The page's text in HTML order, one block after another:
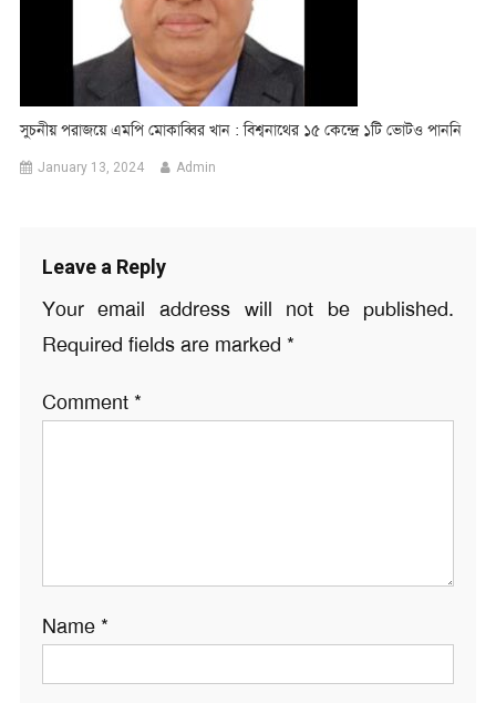
সুচনীয় পরাজয়ে এমপি মোকাব্বির খান : বিশ্বনাথের ১৫ কেন্দ্রে ১টি ভোটও পাননি
January 13, 2024 Admin
Leave a Reply
Your email address will not be published.
Required fields are marked *
Comment *
Name *